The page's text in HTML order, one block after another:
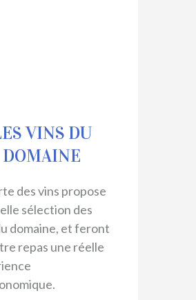
VINS DU
DOMAINE
des vins propose
sélection des
domaine, et feront
repas une réelle